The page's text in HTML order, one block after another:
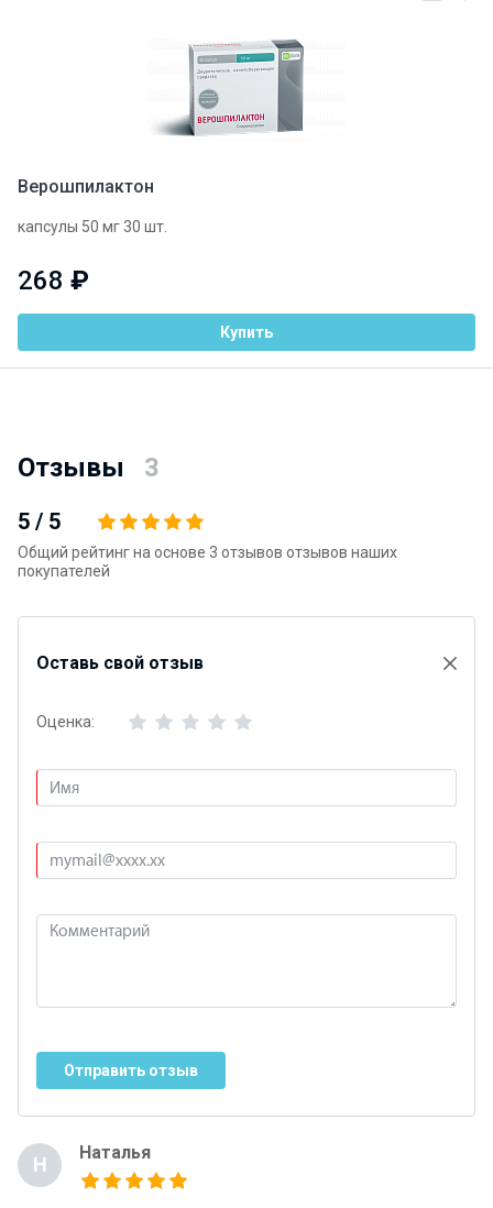
Верошпилактон
капсулы 50 мг 30 шт.
268 ₽
Купить
Отзывы 3
5 / 5
Общий рейтинг на основе 3 отзывов отзывов наших
покупателей
Оставь свой отзыв
Оценка:
Отправить отзыв
Н
Наталья